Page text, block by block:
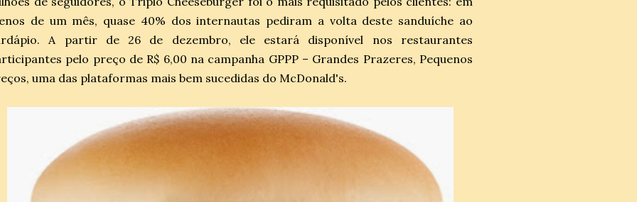
de um mês, quase 40% dos internautas pediram a volta deste sanduíche ao
A partir de 26 de dezembro, ele estará disponível nos restaurantes
pelo preço de R$ 6,00 na campanha GPPP – Grandes Prazeres, Pequenos
uma das plataformas mais bem sucedidas do McDonald's.